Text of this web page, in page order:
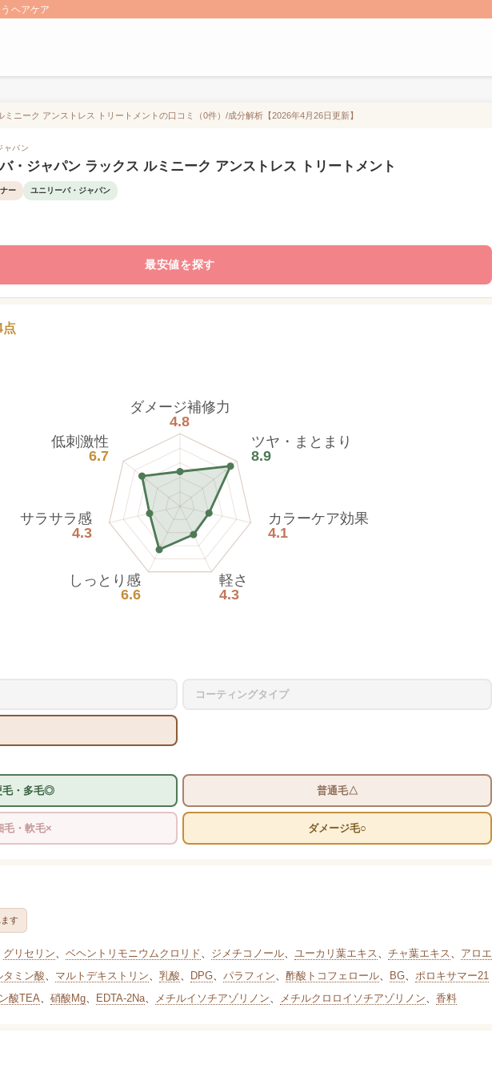
ヘアケア
ニーク アンストレス トリートメントの口コミ（0件）/成分解析【2026年4月26日更新】
ャパン
・ジャパン ラックス ルミニーク アンストレス トリートメント
ー ユニリーバ・ジャパン
最安値を探す
点
ダメージ補修力
4.8
ツヤ・まとまり
8.9
カラーケア効果
4.1
軽さ
4.3
しっとり感
6.6
サラサラ感
4.3
低刺激性
6.7
コーティングタイプ
毛・多毛◎ 普通毛△
毛・軟毛× ダメージ毛○
す
グリセリン、 ベヘントリモニウムクロリド、 ジメチコノール、 ユーカリ葉エキス、 チャ葉エキス、 アロエ
タミン酸、 マルトデキストリン、 乳酸、 DPG、 パラフィン、 酢酸トコフェロール、 BG、 ポロキサマー21
酸TEA、 硝酸Mg、 EDTA-2Na、 メチルイソチアゾリノン、 メチルクロロイソチアゾリノン、 香料